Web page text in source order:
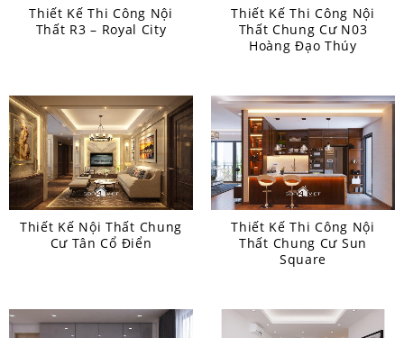
Thiết Kế Thi Công Nội
Thất R3 – Royal City
Thiết Kế Thi Công Nội
Thất Chung Cư N03
Hoàng Đạo Thúy
Thiết Kế Nội Thất Chung
Cư Tân Cổ Điển
Thiết Kế Thi Công Nội
Thất Chung Cư Sun
Square